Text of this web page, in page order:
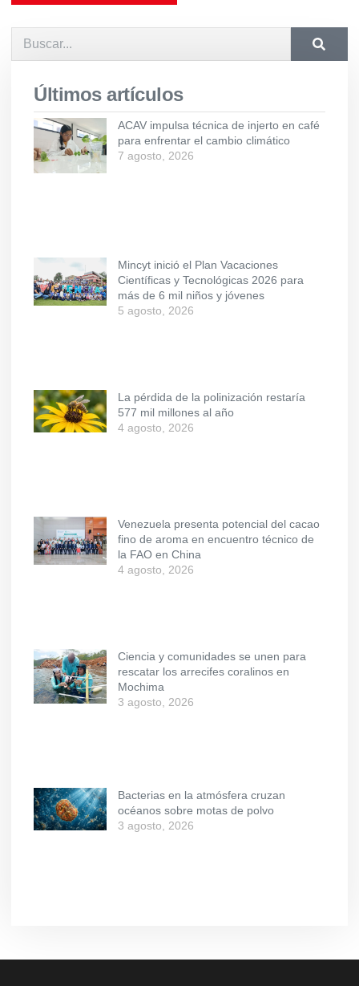
Últimos artículos
ACAV impulsa técnica de injerto en café
para enfrentar el cambio climático
7 agosto, 2026
Mincyt inició el Plan Vacaciones
Científicas y Tecnológicas 2026 para
más de 6 mil niños y jóvenes
5 agosto, 2026
La pérdida de la polinización restaría
577 mil millones al año
4 agosto, 2026
Venezuela presenta potencial del cacao
fino de aroma en encuentro técnico de
la FAO en China
4 agosto, 2026
Ciencia y comunidades se unen para
rescatar los arrecifes coralinos en
Mochima
3 agosto, 2026
Bacterias en la atmósfera cruzan
océanos sobre motas de polvo
3 agosto, 2026